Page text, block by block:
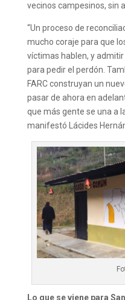
vecinos campesinos, sin
“Un proceso de
mucho coraje para que
víctimas hablen, y
para pedir el perdón.
FARC construyan un
pasar de ahora en
que más gente se una a
manifestó Lácides
Lo que se viene para